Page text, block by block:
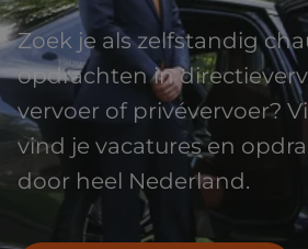
Zoek je als zelfstandig
opdrachten in
vervoer of privévervoer?
vind je vacatures en
door heel Nederland.